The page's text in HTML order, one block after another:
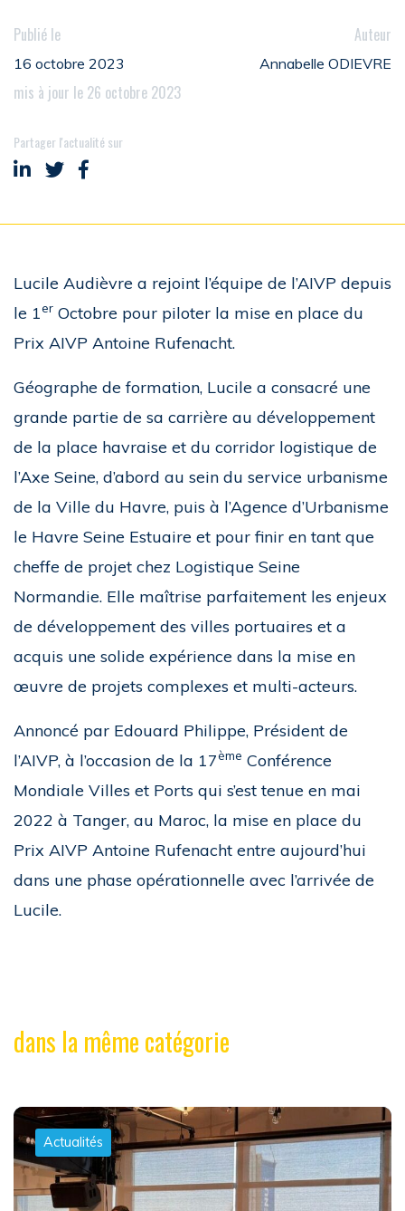
Publié le
16 octobre 2023
mis à jour le 26 octobre 2023
Auteur
Annabelle ODIEVRE
Partager l'actualité sur
Partager sur LinkedIn
Partager sur Twitter
Partager sur Facebook
Lucile Audièvre a rejoint l’équipe de l’AIVP depuis
le 1er Octobre pour piloter la mise en place du
Prix AIVP Antoine Rufenacht.
Géographe de formation, Lucile a consacré une
grande partie de sa carrière au développement
de la place havraise et du corridor logistique de
l’Axe Seine, d’abord au sein du service urbanisme
de la Ville du Havre, puis à l’Agence d’Urbanisme
le Havre Seine Estuaire et pour finir en tant que
cheffe de projet chez Logistique Seine
Normandie. Elle maîtrise parfaitement les enjeux
de développement des villes portuaires et a
acquis une solide expérience dans la mise en
œuvre de projets complexes et multi-acteurs.
Annoncé par Edouard Philippe, Président de
l’AIVP, à l’occasion de la 17ème Conférence
Mondiale Villes et Ports qui s’est tenue en mai
2022 à Tanger, au Maroc, la mise en place du
Prix AIVP Antoine Rufenacht entre aujourd’hui
dans une phase opérationnelle avec l’arrivée de
Lucile.
dans la même catégorie
Actualités